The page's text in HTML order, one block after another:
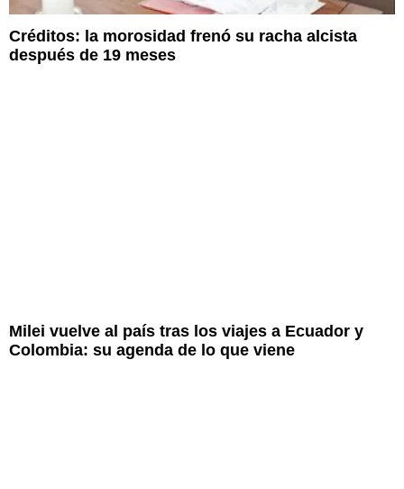
Créditos: la morosidad frenó su racha alcista
después de 19 meses
Milei vuelve al país tras los viajes a Ecuador y
Colombia: su agenda de lo que viene